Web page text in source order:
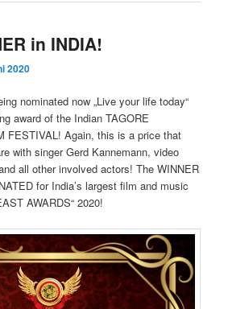
in INDIA!
2020
nominated now „Live your life today“
award of the Indian TAGORE
FESTIVAL! Again, this is a price that
with singer Gerd Kannemann, video
all other involved actors! The WINNER
for India’s largest film and music
AWARDS“ 2020!